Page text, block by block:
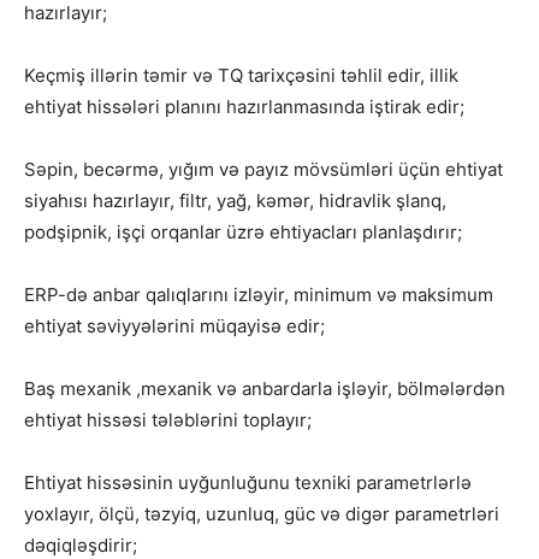
hazırlayır;
Keçmiş illərin təmir və TQ tarixçəsini təhlil edir, illik
ehtiyat hissələri planını hazırlanmasında iştirak edir;
Səpin, becərmə, yığım və payız mövsümləri üçün ehtiyat
siyahısı hazırlayır, filtr, yağ, kəmər, hidravlik şlanq,
podşipnik, işçi orqanlar üzrə ehtiyacları planlaşdırır;
ERP-də anbar qalıqlarını izləyir, minimum və maksimum
ehtiyat səviyyələrini müqayisə edir;
Baş mexanik ,mexanik və anbardarla işləyir, bölmələrdən
ehtiyat hissəsi tələblərini toplayır;
Ehtiyat hissəsinin uyğunluğunu texniki parametrlərlə
yoxlayır, ölçü, təzyiq, uzunluq, güc və digər parametrləri
dəqiqləşdirir;